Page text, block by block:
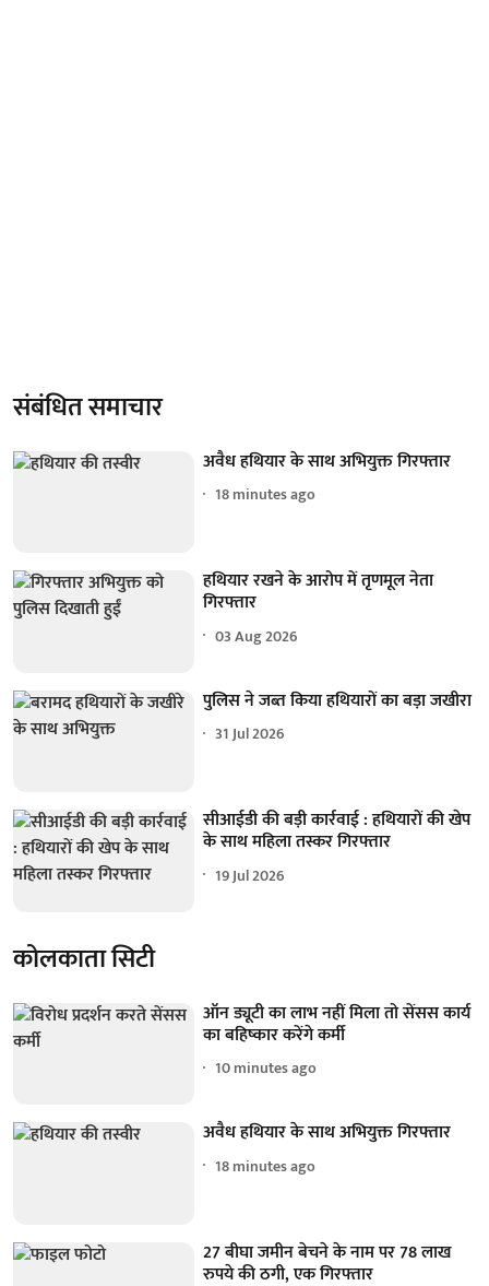
संबंधित समाचार
अवैध हथियार के साथ अभियुक्त गिरफ्तार
18 minutes ago
हथियार रखने के आरोप में तृणमूल नेता
गिरफ्तार
03 Aug 2026
पुलिस ने जब्त किया हथियारों का बड़ा जखीरा
31 Jul 2026
सीआईडी की बड़ी कार्रवाई : हथियारों की खेप
के साथ महिला तस्कर गिरफ्तार
19 Jul 2026
कोलकाता सिटी
ऑन ड्यूटी का लाभ नहीं मिला तो सेंसस कार्य
का बहिष्कार करेंगे कर्मी
10 minutes ago
अवैध हथियार के साथ अभियुक्त गिरफ्तार
18 minutes ago
27 बीघा जमीन बेचने के नाम पर 78 लाख
रुपये की ठगी, एक गिरफ्तार